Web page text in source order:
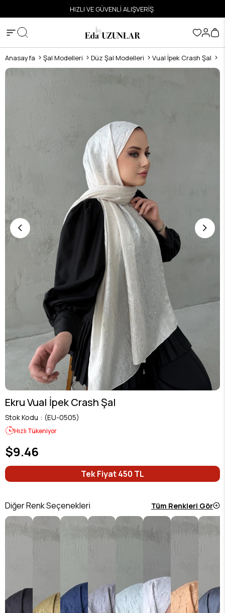
HIZLI VE GÜVENLİ ALIŞVERİŞ
Anasayfa Şal Modelleri Düz Şal Modelleri Vual İpek Crash Şal
Ekru Vual İpek Crash Şal
Stok Kodu (EU-0505)
Hızlı Tükeniyor
$9.46
Tek Fiyat 450 TL
Diğer Renk Seçenekleri Tüm Renkleri Gör